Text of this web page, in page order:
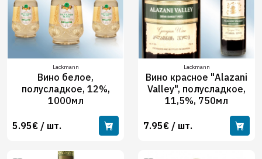
Lackmann
Вино белое,
полусладкое, 12%,
1000мл
5.95€ / шт.
Lackmann
Вино красное "Alazani
Valley", полусладкое,
11,5%, 750мл
7.95€ / шт.